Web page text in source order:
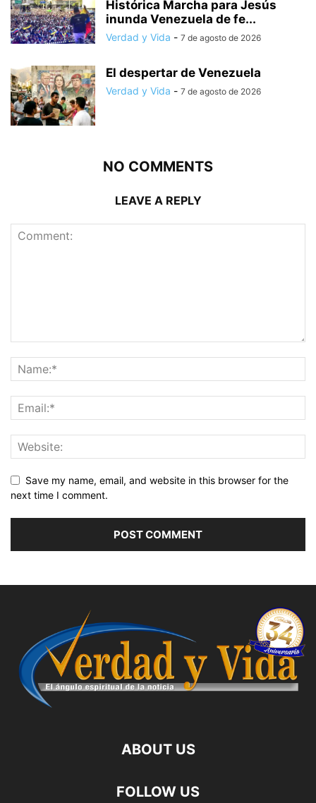
Histórica Marcha para Jesús
inunda Venezuela de fe...
Verdad y Vida - 7 de agosto de 2026
El despertar de Venezuela
Verdad y Vida - 7 de agosto de 2026
NO COMMENTS
LEAVE A REPLY
Save my name, email, and website in this browser for the
next time I comment.
ABOUT US
FOLLOW US